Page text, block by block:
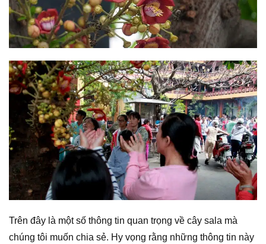
Trên đây là một số thông tin quan trọng về cây sala mà
chúng tôi muốn chia sẻ. Hy vọng rằng những thông tin này